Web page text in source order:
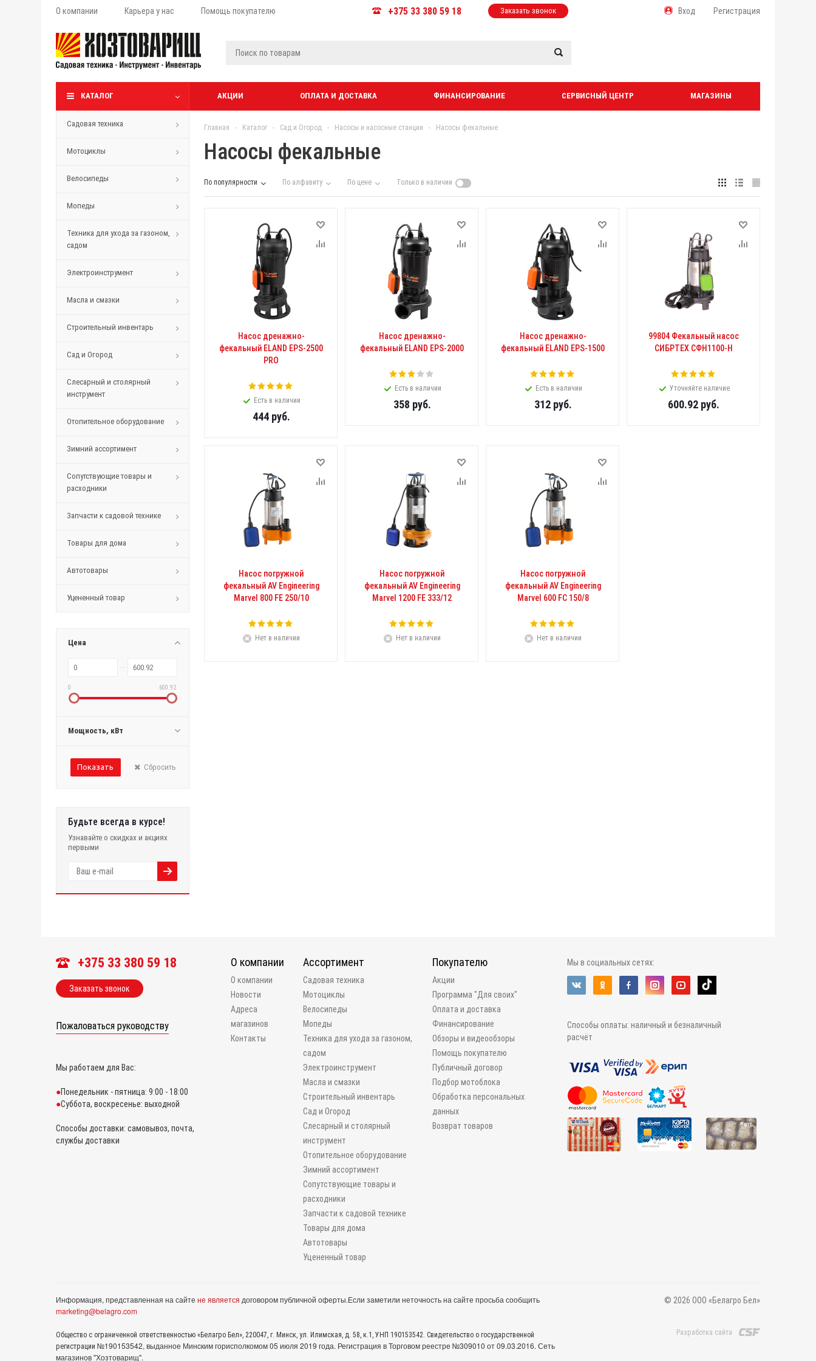
О компании Карьера у нас Помощь покупателю +375 33 380 59 18 Заказать звонок Вход Регистрация
КАТАЛОГ АКЦИИ ОПЛАТА И ДОСТАВКА ФИНАНСИРОВАНИЕ СЕРВИСНЫЙ ЦЕНТР МАГАЗИНЫ
Садовая техника
Мотоциклы
Велосипеды
Мопеды
Техника для ухода за газоном,
садом
Электроинструмент
Масла и смазки
Строительный инвентарь
Сад и Огород
Слесарный и столярный
инструмент
Отопительное оборудование
Зимний ассортимент
Сопутствующие товары и
расходники
Запчасти к садовой технике
Товары для дома
Автотовары
Уцененный товар
Цена
0 600.92
Мощность, кВт
Сбросить
Будьте всегда в курсе!
Узнавайте о скидках и акциях
первыми
Главная - Каталог - Сад и Огород - Насосы и насосные станции - Насосы фекальные
Насосы фекальные
По популярности По алфавиту По цене Только в наличии
Насос дренажно-
фекальный ELAND EPS-2500
PRO
Есть в наличии
444руб.
Насос дренажно-
фекальный ELAND EPS-2000
Есть в наличии
358 руб.
Насос дренажно-
фекальный ELAND EPS-1500
Есть в наличии
312руб.
99804 Фекальный насос
СИБРТЕХ СФН1100-Н
Уточняйте наличие
600.92 руб.
Насос погружной
фекальный AV Engineering
Marvel 800 FE 250/10
Нет в наличии
Насос погружной
фекальный AV Engineering
Marvel 1200 FE 333/12
Нет в наличии
Насос погружной
фекальный AV Engineering
Marvel 600 FC 150/8
Нет в наличии
+375 33 380 59 18
Заказать звонок
Пожаловаться руководству
Мы работаем для Вас:
Понедельник - пятница: 9:00 - 18:00
Суббота, воскресенье: выходной
Способы доставки: самовывоз, почта,
службы доставки
О компании
О компании
Новости
Адреса
магазинов
Контакты
Ассортимент
Садовая техника
Мотоциклы
Велосипеды
Мопеды
Техника для ухода за газоном,
садом
Электроинструмент
Масла и смазки
Строительный инвентарь
Сад и Огород
Слесарный и столярный
инструмент
Отопительное оборудование
Зимний ассортимент
Сопутствующие товары и
расходники
Запчасти к садовой технике
Товары для дома
Автотовары
Уцененный товар
Покупателю
Акции
Программа "Для своих"
Оплата и доставка
Финансирование
Обзоры и видеообзоры
Помощь покупателю
Публичный договор
Подбор мотоблока
Обработка персональных
данных
Возврат товаров
Мы в социальных сетях:
Способы оплаты: наличный и безналичный
расчёт
Информация, представленная на сайте не является договором публичной оферты.Если заметили неточность на сайте просьба сообщить
marketing@belagro.com
Общество с ограниченной ответственностью «Белагро Бел», 220047, г. Минск, ул. Илимская, д. 58, к.1, УНП 190153542. Свидетельство о государственной
регистрации №190153542, выданное Минcким горисполкомом 05 июля 2019 года. Регистрация в Торговом реестре №309010 от 09.03.2016. Сеть
магазинов "Хозтоварищ".
© 2026 ООО «Белагро Бел»
Разработка сайта